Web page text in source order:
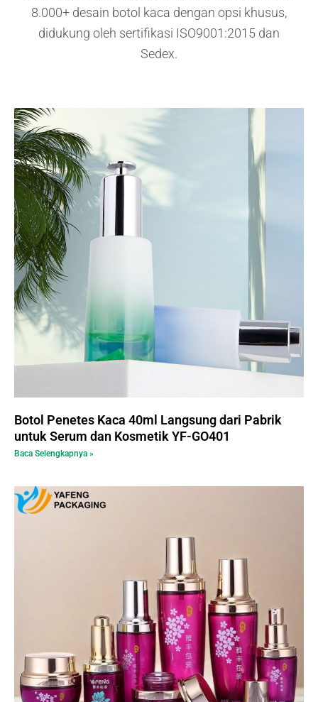
8.000+ desain botol kaca dengan opsi khusus,
didukung oleh sertifikasi ISO9001:2015 dan
Sedex.
Botol Penetes Kaca 40ml Langsung dari Pabrik
untuk Serum dan Kosmetik YF-GO401
Baca Selengkapnya »